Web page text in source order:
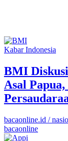
Kabar Indonesia
BMI
Asal
bacaonline.id /
bacaonline